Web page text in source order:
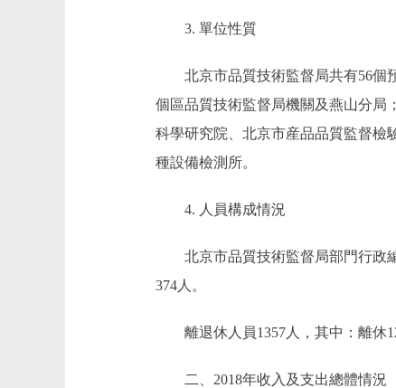
3. 單位性質
北京市品質技術監督局共有56個預
個區品質技術監督局機關及燕山分局
科學研究院、北京市産品品質監督檢
種設備檢測所。
4. 人員構成情況
北京市品質技術監督局部門行政編
374人。
離退休人員1357人，其中：離休12
二、2018年收入及支出總體情況